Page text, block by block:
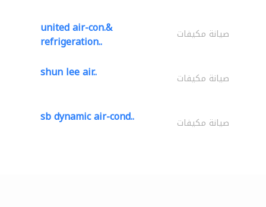
united air-con.&
refrigeration.. صيانة مكيفات
shun lee air.. صيانة مكيفات
sb dynamic air-cond.. صيانة مكيفات